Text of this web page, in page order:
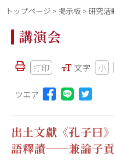
トップページ >掲示板> 研究活
講演会
打印 文字 小
ツエア Lineに投
出土文獻《孔子曰
語釋讀──兼論子